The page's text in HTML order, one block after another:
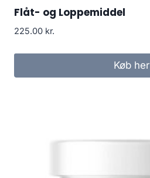
Flåt- og Loppemiddel
225.00 kr.
Køb her